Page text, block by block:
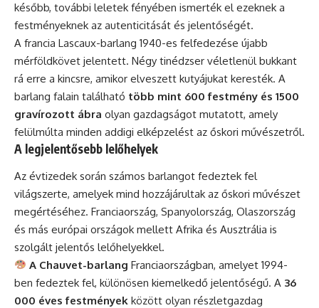
később, további leletek fényében ismerték el ezeknek a
festményeknek az autenticitását és jelentőségét.
A francia Lascaux-barlang 1940-es felfedezése újabb
mérföldkövet jelentett. Négy tinédzser véletlenül bukkant
rá erre a kincsre, amikor elveszett kutyájukat keresték. A
barlang falain található több mint 600 festmény és 1500
gravírozott ábra olyan gazdagságot mutatott, amely
felülmúlta minden addigi elképzelést az őskori művészetről.
A legjelentősebb lelőhelyek
Az évtizedek során számos barlangot fedeztek fel
világszerte, amelyek mind hozzájárultak az őskori művészet
megértéséhez. Franciaország, Spanyolország, Olaszország
és más európai országok mellett Afrika és Ausztrália is
szolgált jelentős lelőhelyekkel.
A Chauvet-barlang Franciaországban, amelyet 1994-
ben fedeztek fel, különösen kiemelkedő jelentőségű. A 36
000 éves festmények között olyan részletgazdag